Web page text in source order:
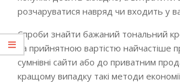
розчаруватися навряд чи входить у
Спроби знайти бажаний тональний
за прийнятною вартістю найчастіше
сумнівні сайти або до приватним
кращому випадку такі методи